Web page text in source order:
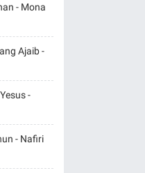
- Mona
Ajaib -
-
- Nafiri